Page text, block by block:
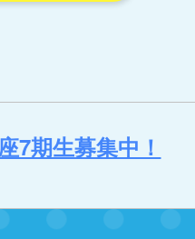
7期生募集中！